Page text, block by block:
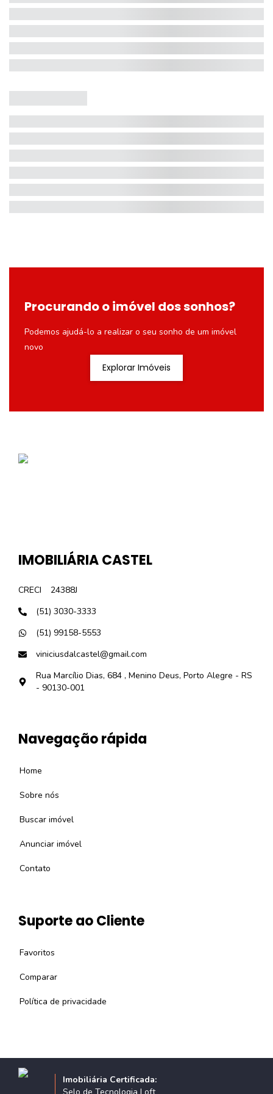
Procurando o imóvel dos sonhos?
Podemos ajudá-lo a realizar o seu sonho de um imóvel
novo
Explorar Imóveis
IMOBILIÁRIA CASTEL
CRECI
24388J
(51) 3030-3333
(51) 99158-5553
viniciusdalcastel@gmail.com
Rua Marcílio Dias, 684 , Menino Deus, Porto Alegre - RS
- 90130-001
Navegação rápida
Home
Sobre nós
Buscar imóvel
Anunciar imóvel
Contato
Suporte ao Cliente
Favoritos
Comparar
Política de privacidade
Imobiliária Certificada: